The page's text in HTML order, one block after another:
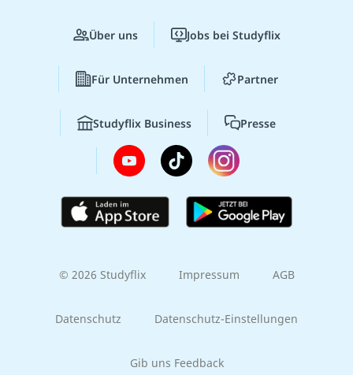
Über uns Jobs bei Studyflix
Für Unternehmen Partner
Studyflix Business Presse
© 2026 Studyflix Impressum AGB
Datenschutz Datenschutz-Einstellungen
Gib uns Feedback